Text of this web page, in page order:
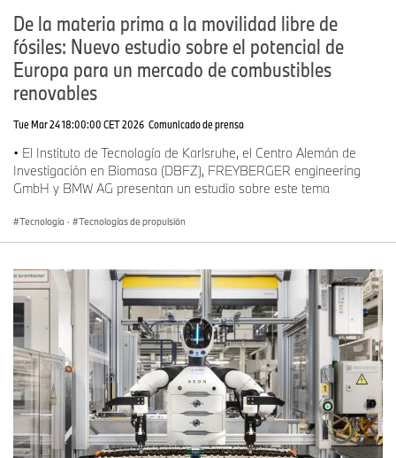
De la materia prima a la movilidad libre de
fósiles: Nuevo estudio sobre el potencial de
Europa para un mercado de combustibles
renovables
Tue Mar 24 18:00:00 CET 2026 Comunicado de prensa
• El Instituto de Tecnología de Karlsruhe, el Centro Alemán de
Investigación en Biomasa (DBFZ), FREYBERGER engineering
GmbH y BMW AG presentan un estudio sobre este tema
Tecnología · Tecnologías de propulsión